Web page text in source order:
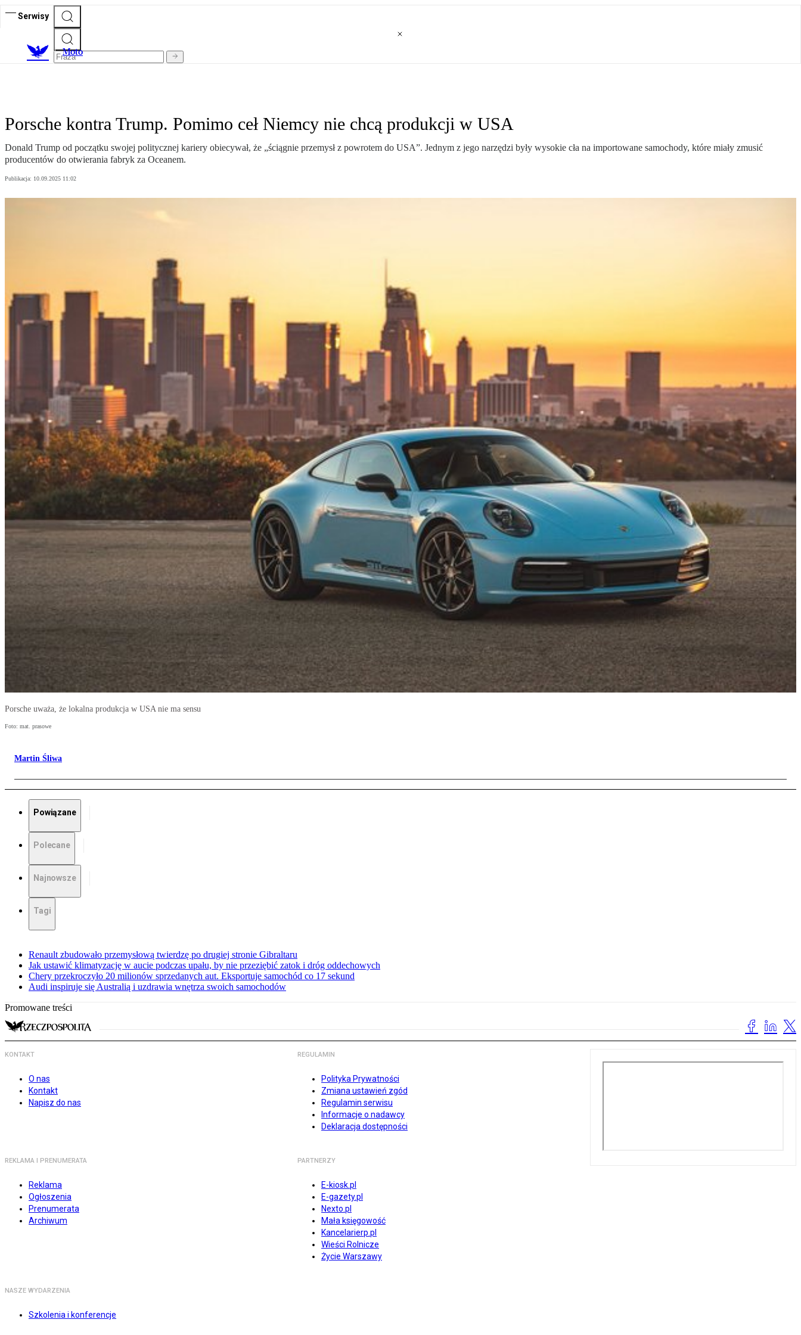
Serwisy
Moto
Porsche kontra Trump. Pomimo ceł Niemcy nie chcą produkcji w USA
Donald Trump od początku swojej politycznej kariery obiecywał, że „ściągnie przemysł z powrotem do USA”. Jednym z jego narzędzi były wysokie cła na importowane samochody, które miały zmusić
producentów do otwierania fabryk za Oceanem.
Publikacja: 10.09.2025 11:02
Porsche uważa, że lokalna produkcja w USA nie ma sensu
Foto: mat. prasowe
Martin Śliwa
Powiązane
Polecane
Najnowsze
Tagi
Renault zbudowało przemysłową twierdzę po drugiej stronie Gibraltaru
Jak ustawić klimatyzację w aucie podczas upału, by nie przeziębić zatok i dróg oddechowych
Chery przekroczyło 20 milionów sprzedanych aut. Eksportuje samochód co 17 sekund
Audi inspiruje się Australią i uzdrawia wnętrza swoich samochodów
Promowane treści
KONTAKT
O nas
Kontakt
Napisz do nas
REGULAMIN
Polityka Prywatności
Zmiana ustawień zgód
Regulamin serwisu
Informacje o nadawcy
Deklaracja dostępności
REKLAMA I PRENUMERATA
Reklama
Ogłoszenia
Prenumerata
Archiwum
PARTNERZY
E-kiosk.pl
E-gazety.pl
Nexto.pl
Mała księgowość
Kancelarierp.pl
Wieści Rolnicze
Życie Warszawy
NASZE WYDARZENIA
Szkolenia i konferencje